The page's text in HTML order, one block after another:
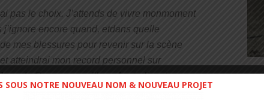
pas le choix. J’attends de vivre monmoment
encore quand, etdans quelle
mes blessures pour revenir sur la scène
atteindrai mon record personnel sur
du Commonwealth en Australie, et
je vivrai mon « moment » olympique.
SOUS NOTRE NOUVEAU NOM & NOUVEAU PROJET